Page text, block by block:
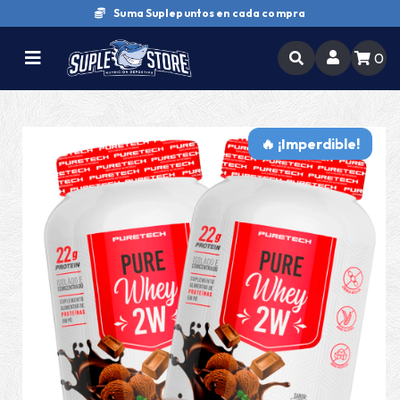
Suma Suplepuntos en cada compra
0
🔥 ¡Imperdible!